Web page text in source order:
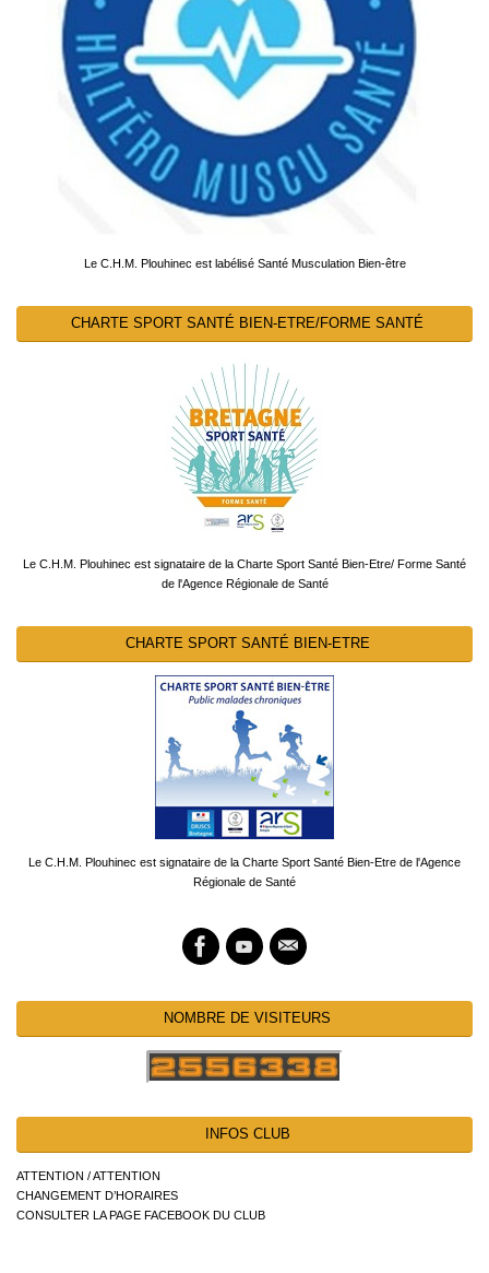
Le C.H.M. Plouhinec est labélisé Santé Musculation Bien-être
CHARTE SPORT SANTÉ BIEN-ETRE/FORME SANTÉ
Le C.H.M. Plouhinec est signataire de la Charte Sport Santé Bien-Etre/ Forme Santé
de l'Agence Régionale de Santé
CHARTE SPORT SANTÉ BIEN-ETRE
Le C.H.M. Plouhinec est signataire de la Charte Sport Santé Bien-Etre de l'Agence
Régionale de Santé
NOMBRE DE VISITEURS
INFOS CLUB
ATTENTION / ATTENTION
CHANGEMENT D’HORAIRES
CONSULTER LA PAGE FACEBOOK DU CLUB